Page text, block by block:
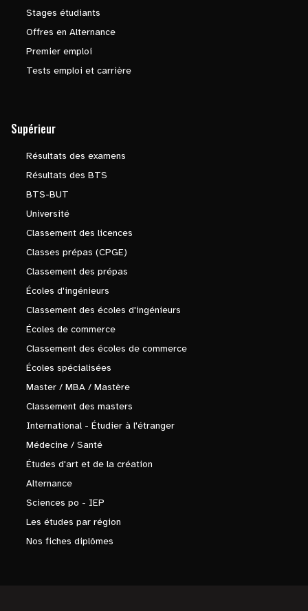
Stages étudiants
Offres en Alternance
Premier emploi
Tests emploi et carrière
Supérieur
Résultats des examens
Résultats des BTS
BTS-BUT
Université
Classement des licences
Classes prépas (CPGE)
Classement des prépas
Écoles d'ingénieurs
Classement des écoles d'ingénieurs
Écoles de commerce
Classement des écoles de commerce
Écoles spécialisées
Master / MBA / Mastère
Classement des masters
International - Étudier à l'étranger
Médecine / Santé
Études d'art et de la création
Alternance
Sciences po - IEP
Les études par région
Nos fiches diplômes